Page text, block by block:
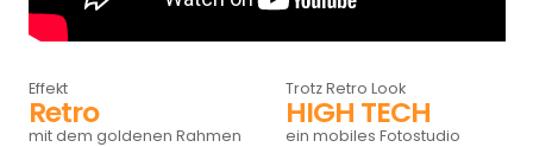
Effekt
Retro
mit dem goldenen Rahmen
Trotz Retro Look
HIGH TECH
ein mobiles Fotostudio